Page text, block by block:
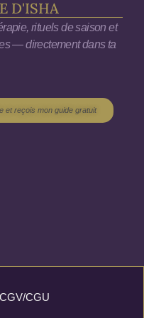
D'ISHA
rituels de saison et
— directement dans ta
et reçois mon guide gratuit
CGV/CGU